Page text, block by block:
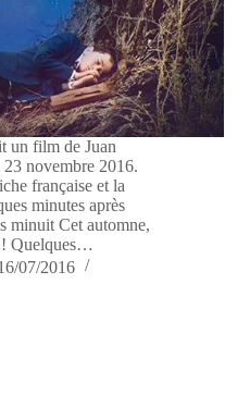
un film de Juan
novembre 2016.
française et la
minutes après
minuit Cet automne,
! Quelques…
07/2016